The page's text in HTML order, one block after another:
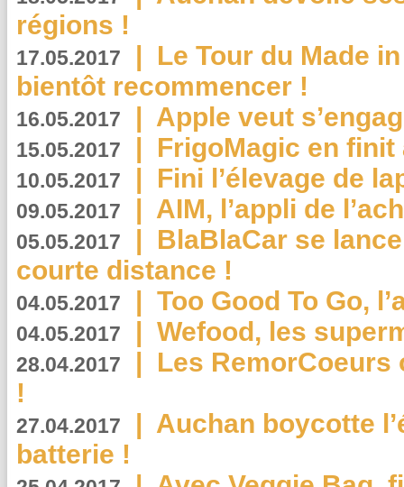
régions !
17.05.2017 | Le Tour du Made
bientôt recommencer !
16.05.2017 | Apple veut
15.05.2017 | FrigoMagic en
10.05.2017 | Fini l’élevage de
09.05.2017 | AIM, l’appli de
05.05.2017 | BlaBlaCar se
courte distance !
04.05.2017 | Too Good To Go,
04.05.2017 | Wefood, les
28.04.2017 | Les RemorCoeurs
!
27.04.2017 | Auchan boycotte
batterie !